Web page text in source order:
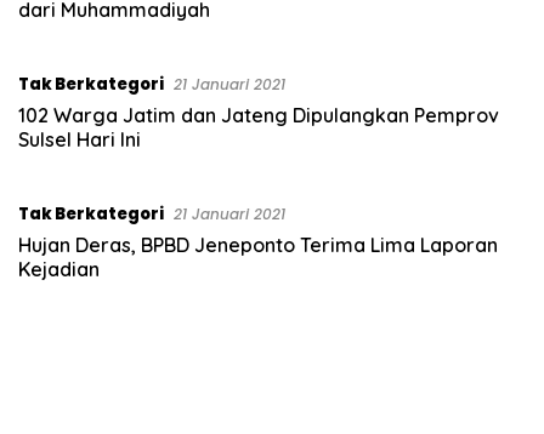
M
k
a
s
r
.
c
dari Muhammadiyah
Tak Berkategori 21 Januari 2021
102 Warga Jatim dan Jateng Dipulangkan Pemprov
Sulsel Hari Ini
Tak Berkategori 21 Januari 2021
Hujan Deras, BPBD Jeneponto Terima Lima Laporan
Kejadian